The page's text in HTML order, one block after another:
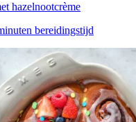
hazelnootcrème
bereidingstijd